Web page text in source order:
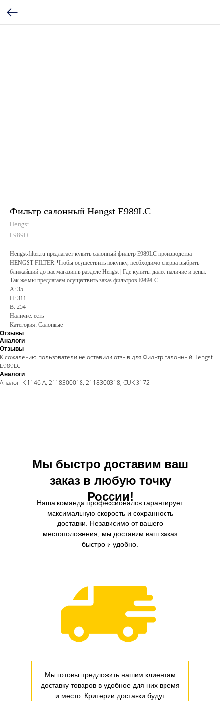
Фильтр салонный Hengst E989LC
Hengst
E989LC
Hengst-filter.ru предлагает купить салонный фильтр E989LC производства
HENGST FILTER. Чтобы осуществить покупку, необходимо сперва выбрать
ближайший до вас магазин,в разделе Hengst | Где купить, далее наличие и цены.
Так же мы предлагаем осуществить заказ фильтров E989LC
A: 35
H: 311
B: 254
Наличие: есть
Категория: Салонные
Отзывы
Аналоги
Отзывы
К сожалению пользователи не оставили отзыв для Фильтр салонный Hengst
E989LC
Аналоги
Аналог: K 1146 A, 2118300018, 2118300318, CUK 3172
Мы быстро доставим ваш
заказ в любую точку
России!
Мы готовы предложить нашим клиентам
доставку товаров в удобное для них время
и место. Критерии доставки будут
Наша команда профессионалов гарантирует
максимальную скорость и сохранность
доставки. Независимо от вашего
местоположения, мы доставим ваш заказ
быстро и удобно.